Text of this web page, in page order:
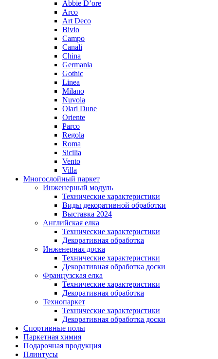
Abbie D’ore
Arco
Art Deco
Bivio
Campo
Canali
China
Germania
Gothic
Linea
Milano
Nuvola
Olari Dune
Oriente
Parco
Regola
Roma
Sicilia
Vento
Villa
Многослойный паркет
Инженерный модуль
Технические характеристики
Виды декоративной обработки
Выставка 2024
Английская елка
Технические характеристики
Декоративная обработка
Инженерная доска
Технические характеристики
Декоративная обработка доски
Французская елка
Технические характеристики
Декоративная обработка
Технопаркет
Технические характеристики
Декоративная обработка доски
Спортивные полы
Паркетная химия
Подарочная продукция
Плинтусы